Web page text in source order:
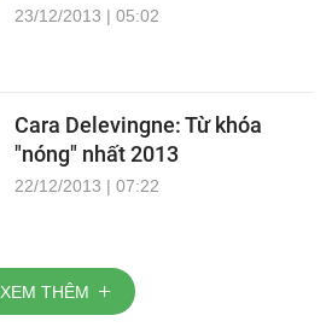
23/12/2013 | 05:02
Cara Delevingne: Từ khóa
"nóng" nhất 2013
22/12/2013 | 07:22
XEM THÊM